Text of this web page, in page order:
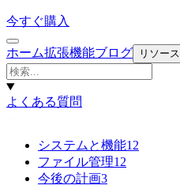
今すぐ購入
ホーム拡張機能ブログ リソース
よくある質問
システムと機能12
ファイル管理12
今後の計画3